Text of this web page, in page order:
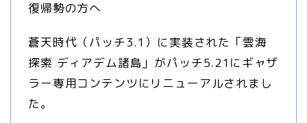
復帰勢の方へ
蒼天時代（パッチ3.1）に実装された「雲海
探索 ディアデム諸島」がパッチ5.21にギャザ
ラー専用コンテンツにリニューアルされまし
た。